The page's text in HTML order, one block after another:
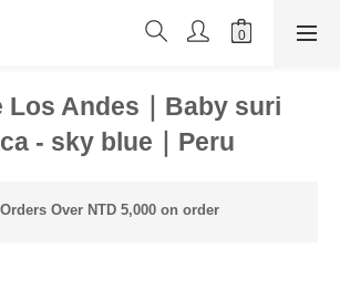
Los Andes｜Baby suri
- sky blue｜Peru
Over NTD 5,000 on order